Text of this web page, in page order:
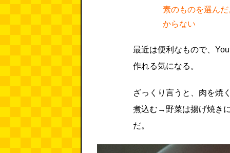
素のものを選ん
からない
最近は便利なもので、
作れる気になる。
ざっくり言うと、肉を
煮込む→野菜は揚げ焼き
だ。